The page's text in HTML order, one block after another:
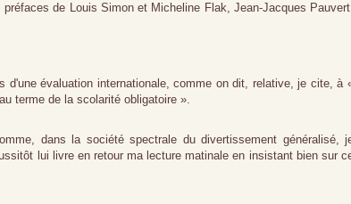
de Louis Simon et Micheline Flak, Jean-Jacques
d'une évaluation internationale, comme on dit, relative, je cite, à
terme de la scolarité obligatoire ».
dans la société spectrale du divertissement généralisé,
lui livre en retour ma lecture matinale en insistant bien sur